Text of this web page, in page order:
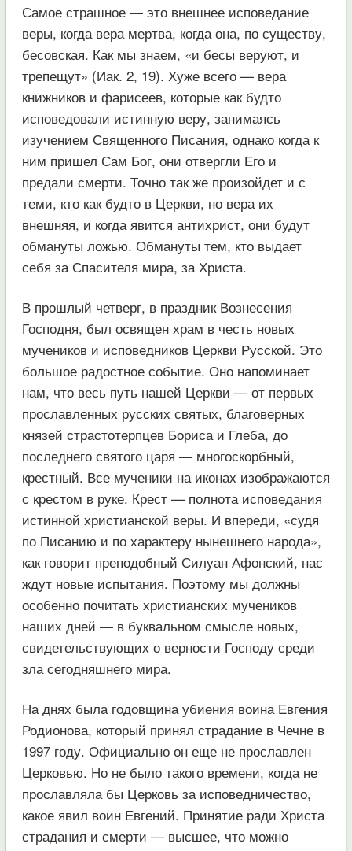
Самое страшное — это внешнее исповедание
веры, когда вера мертва, когда она, по существу,
бесовская. Как мы знаем, «и бесы веруют, и
трепещут» (Иак. 2, 19). Хуже всего — вера
книжников и фарисеев, которые как будто
исповедовали истинную веру, занимаясь
изучением Священного Писания, однако когда к
ним пришел Сам Бог, они отвергли Его и
предали смерти. Точно так же произойдет и с
теми, кто как будто в Церкви, но вера их
внешняя, и когда явится антихрист, они будут
обмануты ложью. Обмануты тем, кто выдает
себя за Спасителя мира, за Христа.
В прошлый четверг, в праздник Вознесения
Господня, был освящен храм в честь новых
мучеников и исповедников Церкви Русской. Это
большое радостное событие. Оно напоминает
нам, что весь путь нашей Церкви — от первых
прославленных русских святых, благоверных
князей страстотерпцев Бориса и Глеба, до
последнего святого царя — многоскорбный,
крестный. Все мученики на иконах изображаются
с крестом в руке. Крест — полнота исповедания
истинной христианской веры. И впереди, «судя
по Писанию и по характеру нынешнего народа»,
как говорит преподобный Силуан Афонский, нас
ждут новые испытания. Поэтому мы должны
особенно почитать христианских мучеников
наших дней — в буквальном смысле новых,
свидетельствующих о верности Господу среди
зла сегодняшнего мира.
На днях была годовщина убиения воина Евгения
Родионова, который принял страдание в Чечне в
1997 году. Официально он еще не прославлен
Церковью. Но не было такого времени, когда не
прославляла бы Церковь за исповедничество,
какое явил воин Евгений. Принятие ради Христа
страдания и смерти — высшее, что можно